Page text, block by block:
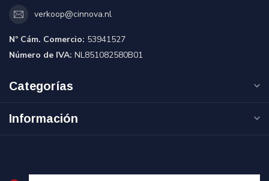
verkoop@cinnova.nl
Nº Cám. Comercio: 53941527
Número de IVA: NL851082580B01
Categorías
Información